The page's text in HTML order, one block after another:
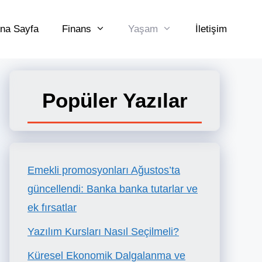
Sayfa Finans Yaşam İletişim
Popüler Yazılar
Emekli promosyonları Ağustos’ta
güncellendi: Banka banka tutarlar ve
ek fırsatlar
Yazılım Kursları Nasıl Seçilmeli?
Küresel Ekonomik Dalgalanma ve